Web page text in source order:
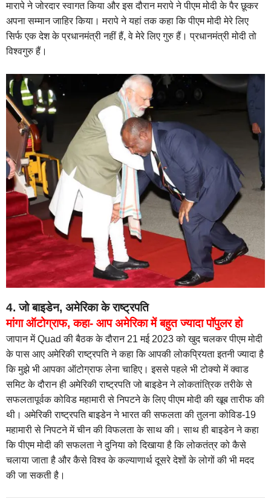
मारापे ने जोरदार स्वागत किया और इस दौरान मरापे ने पीएम मोदी के पैर छूकर
अपना सम्मान जाहिर किया। मरापे ने यहां तक कहा कि पीएम मोदी मेरे लिए
सिर्फ एक देश के प्रधानमंत्री नहीं हैं, वे मेरे लिए गुरु हैं। प्रधानमंत्री मोदी तो
विश्वगुरु हैं।
4. जो बाइडेन, अमेरिका के राष्ट्रपति
मांगा ऑटोग्राफ, कहा- आप अमेरिका में बहुत ज्यादा पॉपुलर हो
जापान में Quad की बैठक के दौरान 21 मई 2023 को खुद चलकर पीएम मोदी
के पास आए अमेरिकी राष्ट्रपति ने कहा कि आपकी लोकप्रियता इतनी ज्यादा है
कि मुझे भी आपका ऑटोग्राफ लेना चाहिए। इससे पहले भी टोक्यो में क्वाड
समिट के दौरान ही अमेरिकी राष्ट्रपति जो बाइडेन ने लोकतांत्रिक तरीके से
सफलतापूर्वक कोविड महामारी से निपटने के लिए पीएम मोदी की खूब तारीफ की
थी। अमेरिकी राष्ट्रपति बाइडेन ने भारत की सफलता की तुलना कोविड-19
महामारी से निपटने में चीन की विफलता के साथ की। साथ ही बाइडेन ने कहा
कि पीएम मोदी की सफलता ने दुनिया को दिखाया है कि लोकतंत्र को कैसे
चलाया जाता है और कैसे विश्व के कल्याणार्थ दूसरे देशों के लोगों की भी मदद
की जा सकती है।